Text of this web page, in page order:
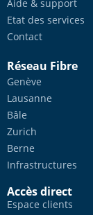
Aide & support
Etat des services
Contact
Réseau Fibre
Genève
Lausanne
Bâle
Zurich
Berne
Infrastructures
Accès direct
Espace clients